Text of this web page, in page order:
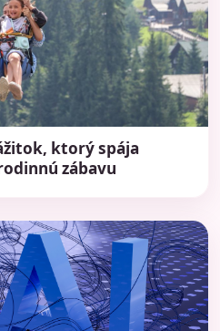
ktorý spája
zábavu